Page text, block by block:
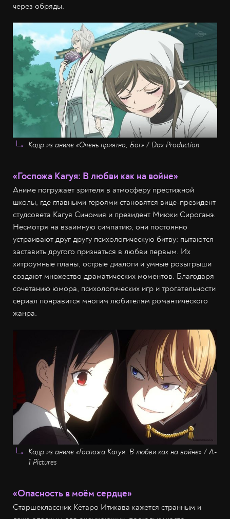
через обряды.
Кадр из аниме «Очень приятно, Бог» / Dax Production
«Госпожа Кагуя: В любви как на войне»
Аниме погружает зрителя в атмосферу престижной
школы, где главными героями становятся вице-президент
студсовета Кагуя Синомия и президент Миюки Сироганэ.
Несмотря на взаимную симпатию, они постоянно
устраивают друг другу психологическую битву: пытаются
заставить другого признаться в любви первым. Их
хитроумные планы, острые диалоги и умные розыгрыши
создают множество драматических моментов. Благодаря
сочетанию юмора, психологических игр и трогательности
сериал понравится многим любителям романтического
жанра.
Кадр из аниме «Госпожа Кагуя: В любви как на войне» / A-
1 Pictures
«Опасность в моём сердце»
Старшеклассник Кётаро Итикава кажется странным и